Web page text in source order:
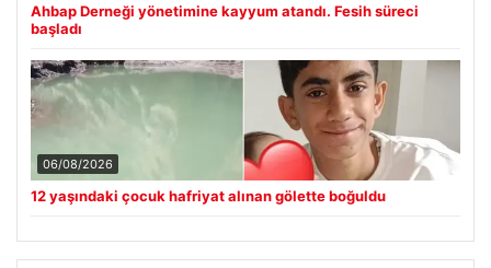
Ahbap Derneği yönetimine kayyum atandı. Fesih süreci
başladı
06/08/2026
12 yaşındaki çocuk hafriyat alınan gölette boğuldu